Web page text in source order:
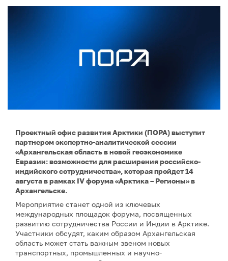
Проектный офис развития Арктики (ПОРА) выступит
партнером экспертно-аналитической сессии
«Архангельская область в новой геоэкономике
Евразии: возможности для расширения российско-
индийского сотрудничества», которая пройдет 14
августа в рамках IV форума «Арктика – Регионы» в
Архангельске.
Мероприятие станет одной из ключевых
международных площадок форума, посвященных
развитию сотрудничества России и Индии в Арктике.
Участники обсудят, каким образом Архангельская
область может стать важным звеном новых
транспортных, промышленных и научно-